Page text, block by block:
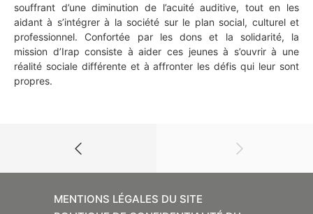
souffrant d’une diminution de l’acuité auditive, tout en les
aidant à s’intégrer à la société sur le plan social, culturel et
professionnel. Confortée par les dons et la solidarité, la
mission d’Irap consiste à aider ces jeunes à s’ouvrir à une
réalité sociale différente et à affronter les défis qui leur sont
propres.
MENTIONS LÉGALES DU SITE